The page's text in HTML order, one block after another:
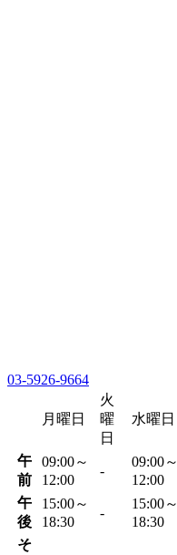
03-5926-9664
月曜日
火
曜
日
水曜日
午
前
09:00～
12:00
-
09:00～
12:00
午
後
15:00～
18:30
-
15:00～
18:30
そ